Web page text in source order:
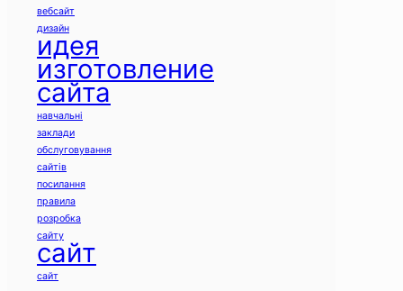
вебсайт
дизайн
идея
изготовление
сайта
навчальні
заклади
обслуговування
сайтів
посилання
правила
розробка
сайту
сайт
сайт